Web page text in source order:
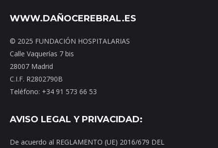
WWW.DAÑOCEREBRAL.ES
© 2025 FUNDACIÓN HOSPITALARIAS
Calle Vaquerías 7 bis
28007 Madrid
C.I.F. R2802790B
Teléfono: +34 91 573 66 53
AVISO LEGAL Y PRIVACIDAD:
De acuerdo al REGLAMENTO (UE) 2016/679 DEL